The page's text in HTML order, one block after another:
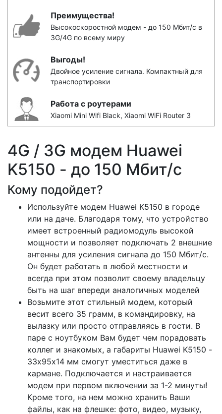
Преимущества!
Высокоскоростной модем - до 150 Мбит/с в
3G/4G по всему миру
Выгоды!
Двойное усиление сигнала. Компактный для
транспортировки
Работа с роутерами
Xiaomi Mini Wifi Black, Xiaomi WiFi Router 3
4G / 3G модем Huawei
K5150 - до 150 Мбит/с
Кому подойдет?
Используйте модем Huawei K5150 в городе
или на даче. Благодаря тому, что устройство
имеет встроенный радиомодуль высокой
мощности и позволяет подключать 2 внешние
антенны для усиления сигнала до 150 Мбит/с.
Он будет работать в любой местности и
всегда при этом позволит своему владельцу
быть на шаг впереди аналогичных моделей
Возьмите этот стильный модем, который
весит всего 35 грамм, в командировку, на
вылазку или просто отправляясь в гости. В
паре с ноутбуком Вам будет чем порадовать
коллег и знакомых, а габариты Huawei K5150 -
33x95x14 мм смогут уместиться даже в
кармане. Подключается и настраивается
модем при первом включении за 1-2 минуты!
Кроме того, на нем можно хранить Ваши
файлы, как на флешке: фото, видео, музыку,